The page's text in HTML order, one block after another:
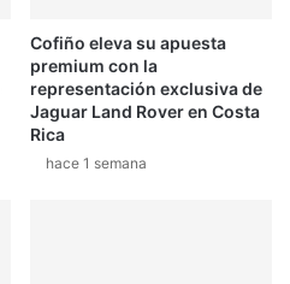
Cofiño eleva su apuesta
premium con la
representación exclusiva de
Jaguar Land Rover en Costa
Rica
hace 1 semana